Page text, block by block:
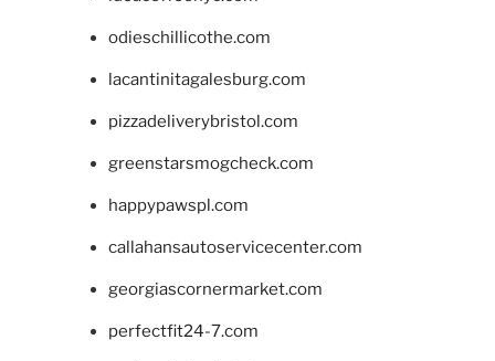
odieschillicothe.com
lacantinitagalesburg.com
pizzadeliverybristol.com
greenstarsmogcheck.com
happypawspl.com
callahansautoservicecenter.com
georgiascornermarket.com
perfectfit24-7.com